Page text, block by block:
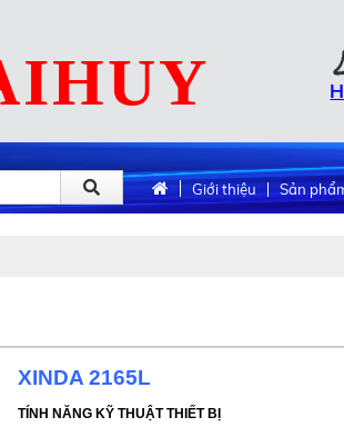
Giới thiệu Sản
XINDA 2165L
TÍNH NĂNG KỸ THUẬT THIẾT BỊ